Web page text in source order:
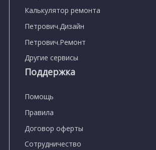
Калькулятор ремонта
Петрович.Дизайн
Петрович.Ремонт
Другие сервисы
Поддержка
Помощь
Правила
Договор оферты
Сотрудничество